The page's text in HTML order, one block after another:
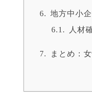
地方中小
人材
まとめ：